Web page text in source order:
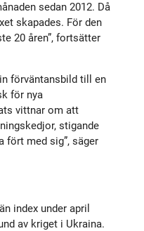
sedan 2012. Då
skapades. För den
20 åren”, fortsätter
förväntansbild till en
för nya
vittnar om att
stigande
fört med sig”, säger
index under april
av kriget i Ukraina.